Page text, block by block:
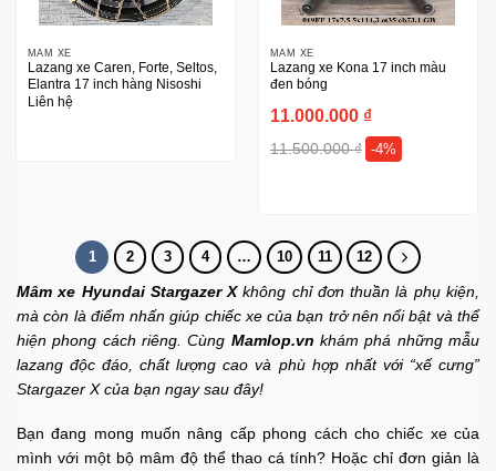
MÂM XE
Lazang xe Caren, Forte, Seltos,
Elantra 17 inch hàng Nisoshi
Liên hệ
MÂM XE
Lazang xe Kona 17 inch màu
đen bóng
11.000.000 ₫
11.500.000₫ -4%
1 2 3 4 … 10 11 12
Mâm xe Hyundai Stargazer Xkhông chỉ đơn thuần là phụ kiện,
mà còn là điểm nhấn giúp chiếc xe của bạn trở nên nổi bật và thể
hiện phong cách riêng. Cùng Mamlop.vnkhám phá những mẫu
lazang độc đáo, chất lượng cao và phù hợp nhất với “xế cưng”
Stargazer X của bạn ngay sau đây!
Bạn đang mong muốn nâng cấp phong cách cho chiếc xe của
mình với một bộ mâm độ thể thao cá tính? Hoặc chỉ đơn giản là